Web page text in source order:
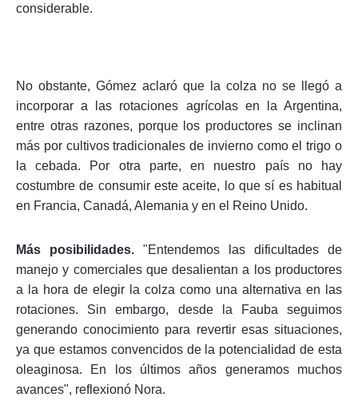
considerable.
No obstante, Gómez aclaró que la colza no se llegó a
incorporar a las rotaciones agrícolas en la Argentina,
entre otras razones, porque los productores se inclinan
más por cultivos tradicionales de invierno como el trigo o
la cebada. Por otra parte, en nuestro país no hay
costumbre de consumir este aceite, lo que sí es habitual
en Francia, Canadá, Alemania y en el Reino Unido.
Más posibilidades. "Entendemos las dificultades de
manejo y comerciales que desalientan a los productores
a la hora de elegir la colza como una alternativa en las
rotaciones. Sin embargo, desde la Fauba seguimos
generando conocimiento para revertir esas situaciones,
ya que estamos convencidos de la potencialidad de esta
oleaginosa. En los últimos años generamos muchos
avances", reflexionó Nora.